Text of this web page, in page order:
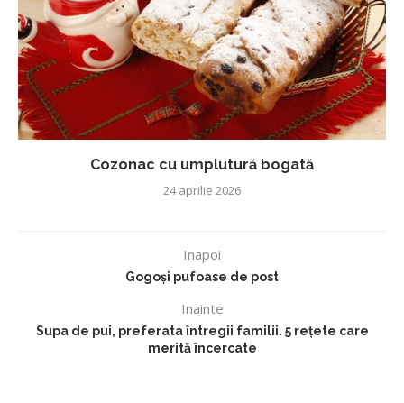
Cozonac cu umplutură bogată
24 aprilie 2026
Inapoi
Gogoși pufoase de post
Inainte
Supa de pui, preferata întregii familii. 5 rețete care
merită încercate